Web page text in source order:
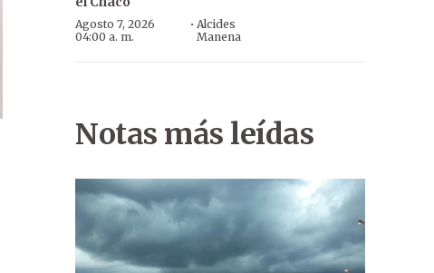
Agosto 7, 2026
04:00 a. m.
·Alcides
Manena
Notas más leídas